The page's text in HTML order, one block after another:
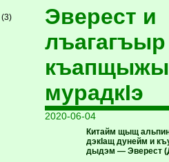
(3)
Эверест и
лъагагъыр
мурадкIэ
2020-06-04
Китайм щыщ
дэкIащ дунейм и
дыдэм — Эверест